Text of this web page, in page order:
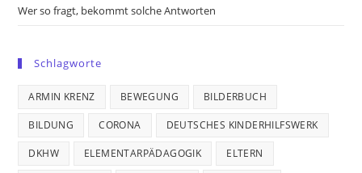
Wer so fragt, bekommt solche Antworten
Schlagworte
ARMIN KRENZ BEWEGUNG BILDERBUCH
BILDUNG CORONA DEUTSCHES KINDERHILFSWERK
DKHW ELEMENTARPÄDAGOGIK ELTERN